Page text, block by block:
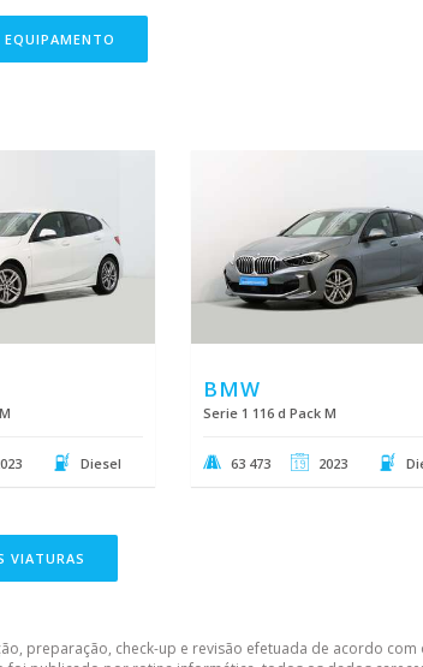
Diesel
BMW
Serie 1 116 d Pack M
63 473 2023
VIATURAS
preparação, check-up e revisão efetuada de acordo com